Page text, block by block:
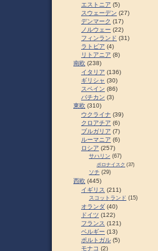
エストニア (5)
スウェーデン (27)
デンマーク (17)
ノルウェー (22)
フィンランド (31)
ラトビア (4)
リトアニア (8)
南欧 (238)
イタリア (136)
ギリシャ (30)
スペイン (86)
バチカン (3)
東欧 (310)
ウクライナ (39)
クロアチア (6)
ブルガリア (7)
ルーマニア (6)
ロシア (257)
サハリン (67)
ポロナイスク (37)
ソチ (29)
西欧 (445)
イギリス (211)
スコットランド (15)
オランダ (40)
ドイツ (122)
フランス (121)
ベルギー (13)
ポルトガル (5)
モナコ (2)